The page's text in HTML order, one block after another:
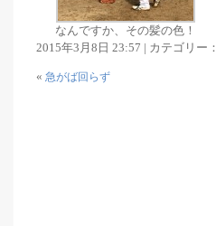
なんですか、その髪の色！
2015年3月8日 23:57 | カテゴリー：
« 急がば回らず